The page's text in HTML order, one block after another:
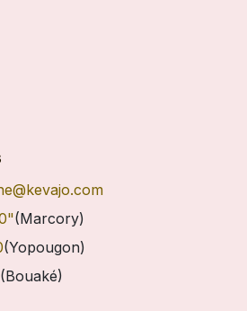
(Marcory)
(Yopougon)
(Bouaké)